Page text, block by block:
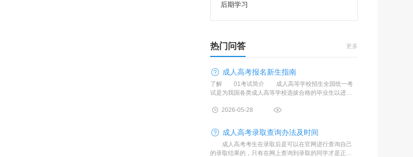
后期学习
热门问答 更多
成人高考报名新生指南
了解 01考试简介 成人高等学校招生全国统一考
试是为我国各类成人高等学校选拔合格的毕业生以进入
专科(简称高起专)
2026-05-28
成人高考录取查询办法及时间
成人高考考生在录取后是可以在官网进行查询自己
的录取结果的，只有在网上查询到录取的同学才是正式